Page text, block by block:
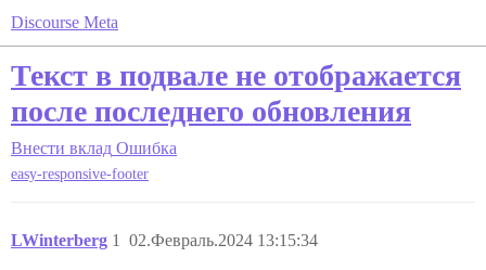
Discourse Meta
Текст в подвале не отображается
после последнего обновления
Внести вклад Ошибка
easy-responsive-footer
LWinterberg 02.Февраль.2024 13:15:34
1